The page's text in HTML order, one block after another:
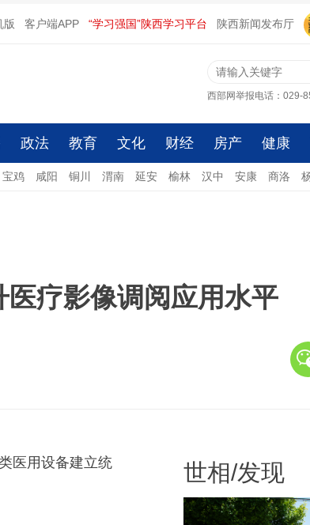
版 客户端APP “学习强国”陕西学习平台 陕西新闻发布厅
西部网举报电话：029-
政法 教育 文化 财经 房产 健康
宝鸡 咸阳 铜川 渭南 延安 榆林 汉中 安康 商洛
医疗影像调阅应用水平
医用设备建立统
世相/发现